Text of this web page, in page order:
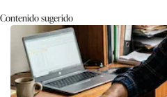
Contenido sugerido